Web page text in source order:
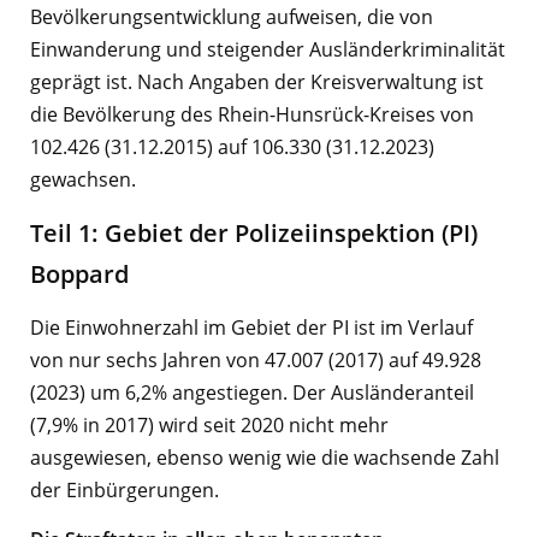
Bevölkerungsentwicklung aufweisen, die von
Einwanderung und steigender Ausländerkriminalität
geprägt ist. Nach Angaben der Kreisverwaltung ist
die Bevölkerung des Rhein-Hunsrück-Kreises von
102.426 (31.12.2015) auf 106.330 (31.12.2023)
gewachsen.
Teil 1: Gebiet der Polizeiinspektion (PI)
Boppard
Die Einwohnerzahl im Gebiet der PI ist im Verlauf
von nur sechs Jahren von 47.007 (2017) auf 49.928
(2023) um 6,2% angestiegen. Der Ausländeranteil
(7,9% in 2017) wird seit 2020 nicht mehr
ausgewiesen, ebenso wenig wie die wachsende Zahl
der Einbürgerungen.